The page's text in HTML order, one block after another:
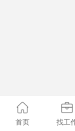
首页 找工